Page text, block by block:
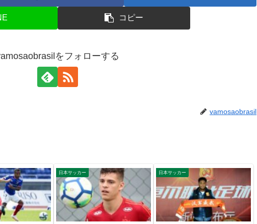
コピー
をフォローする
vamosaobrasil
日本サッカー 日本サッカー